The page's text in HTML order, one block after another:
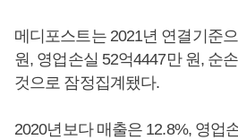
메디포스트는 2021년 연결기준
원, 영업손실 52억4447만 원, 순
것으로 잠정집계됐다.
2020년보다 매출은 12.8%, 영업